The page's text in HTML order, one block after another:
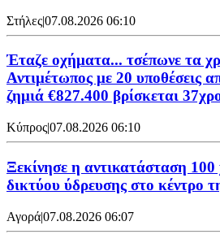
Στήλες|07.08.2026 06:10
Έταζε οχήματα... τσέπωνε τα
Αντιμέτωπος με 20 υποθέσεις
ζημιά €827.400 βρίσκεται
Κύπρος|07.08.2026 06:10
Ξεκίνησε η αντικατάσταση 100
δικτύου ύδρευσης στο κέντρο
Αγορά|07.08.2026 06:07